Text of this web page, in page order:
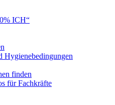
ICH“
Hygienebedingungen
finden
für Fachkräfte